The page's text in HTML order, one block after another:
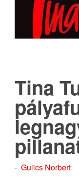
Tina
- Gulics Norbert